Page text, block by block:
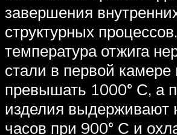
завершения
структурных
температура отжига
стали в первой
превышать 1000° С, а
изделия выдерживают
часов при 900° С и